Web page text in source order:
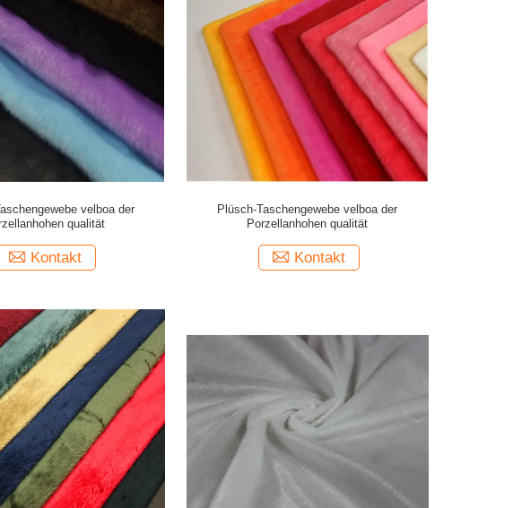
velboa der
qualität
Kontakt
Plüsch-Taschengewebe velboa der
Porzellanhohen qualität
Kontakt